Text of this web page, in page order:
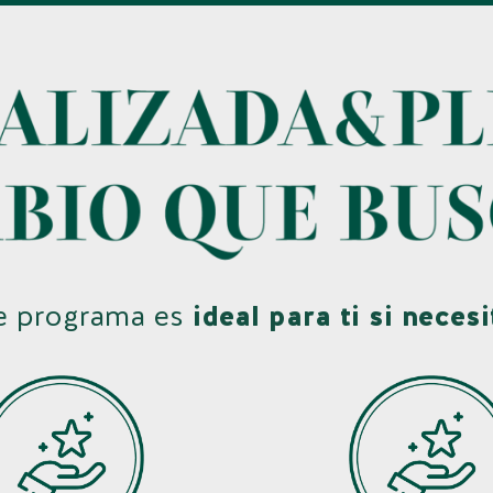
programa es ideal para ti si